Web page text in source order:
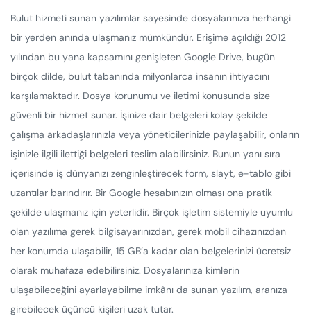
Bulut hizmeti sunan yazılımlar sayesinde dosyalarınıza herhangi
bir yerden anında ulaşmanız mümkündür. Erişime açıldığı 2012
yılından bu yana kapsamını genişleten Google Drive, bugün
birçok dilde, bulut tabanında milyonlarca insanın ihtiyacını
karşılamaktadır. Dosya korunumu ve iletimi konusunda size
güvenli bir hizmet sunar. İşinize dair belgeleri kolay şekilde
çalışma arkadaşlarınızla veya yöneticilerinizle paylaşabilir, onların
işinizle ilgili ilettiği belgeleri teslim alabilirsiniz. Bunun yanı sıra
içerisinde iş dünyanızı zenginleştirecek form, slayt, e-tablo gibi
uzantılar barındırır. Bir Google hesabınızın olması ona pratik
şekilde ulaşmanız için yeterlidir. Birçok işletim sistemiyle uyumlu
olan yazılıma gerek bilgisayarınızdan, gerek mobil cihazınızdan
her konumda ulaşabilir, 15 GB’a kadar olan belgelerinizi ücretsiz
olarak muhafaza edebilirsiniz. Dosyalarınıza kimlerin
ulaşabileceğini ayarlayabilme imkânı da sunan yazılım, aranıza
girebilecek üçüncü kişileri uzak tutar.